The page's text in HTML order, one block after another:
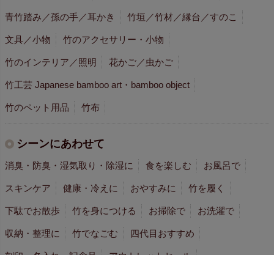
青竹踏み／孫の手／耳かき 竹垣／竹材／縁台／すのこ
文具／小物 竹のアクセサリー・小物
竹のインテリア／照明 花かご／虫かご
竹工芸 Japanese bamboo art・bamboo object
竹のペット用品 竹布
シーンにあわせて
消臭・防臭・湿気取り・除湿に 食を楽しむ お風呂で
スキンケア 健康・冷えに おやすみに 竹を履く
下駄でお散歩 竹を身につける お掃除で お洗濯で
収納・整理に 竹でなごむ 四代目おすすめ